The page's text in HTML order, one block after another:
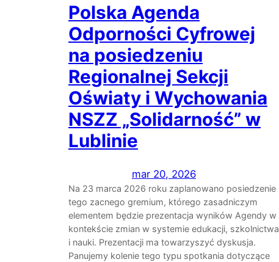
Polska Agenda
Odporności Cyfrowej
na posiedzeniu
Regionalnej Sekcji
Oświaty i Wychowania
NSZZ „Solidarność” w
Lublinie
mar 20, 2026
Na 23 marca 2026 roku zaplanowano posiedzenie
tego zacnego gremium, którego zasadniczym
elementem będzie prezentacja wyników Agendy w
kontekście zmian w systemie edukacji, szkolnictwa
i nauki. Prezentacji ma towarzyszyć dyskusja.
Panujemy kolenie tego typu spotkania dotyczące